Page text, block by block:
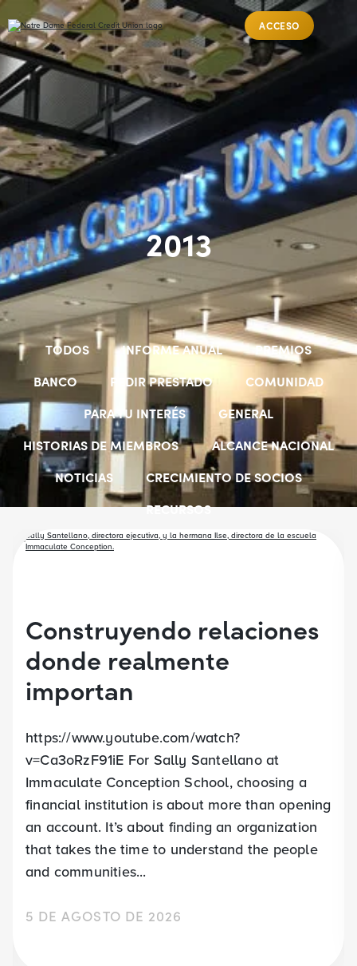
ACCESO
2013
TODOS INFORME ANUAL
PREMIOS
BANCO
PEDIR PRESTADO
COMUNIDAD
PARA TU INTERÉS
GENERAL
HISTORIAS DE MIEMBROS
ALCANCE NACIONAL
NOTICIAS
CRECIMIENTO DE SOCIOS
RECURSOS
SELECCIONAR GRUPOS DE EMPLEADORES
Construyendo relaciones
donde realmente
importan
https://www.youtube.com/watch?
v=Ca3oRzF91iE For Sally Santellano at
Immaculate Conception School, choosing a
financial institution is about more than opening
an account. It’s about finding an organization
that takes the time to understand the people
and communities...
5 DE AGOSTO DE 2026